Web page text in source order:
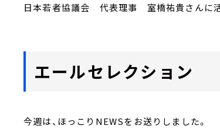
日本若者協議会 代表理事 室橋祐貴さんに活
エールセレクション
今週は、ほっこりNEWSをお送りしました。